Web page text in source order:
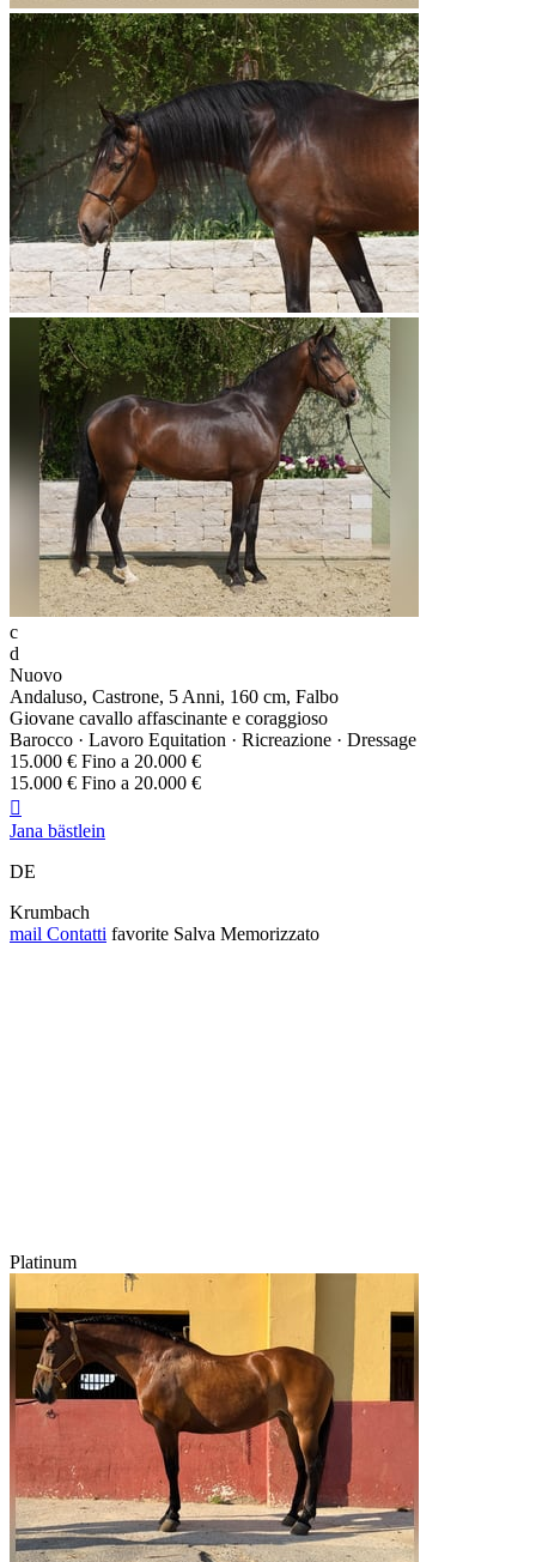
c
d
Nuovo
Andaluso, Castrone, 5 Anni, 160 cm, Falbo
Giovane cavallo affascinante e coraggioso
Barocco · Lavoro Equitation · Ricreazione · Dressage
15.000 € Fino a 20.000 €
15.000 € Fino a 20.000 €

Jana bästlein
DE
Krumbach
mail Contatti favorite Salva Memorizzato
Platinum